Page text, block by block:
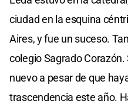
ciudad en la esquina
Aires, y fue un suceso.
colegio Sagrado
nuevo a pesar de que
trascendencia este año.